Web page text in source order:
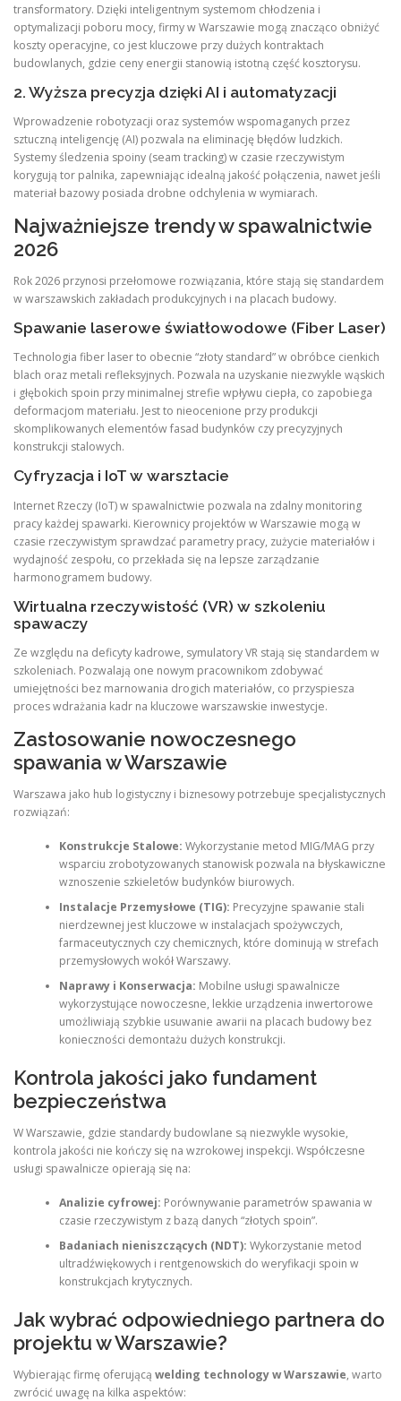
transformatory. Dzięki inteligentnym systemom chłodzenia i
optymalizacji poboru mocy, firmy w Warszawie mogą znacząco obniżyć
koszty operacyjne, co jest kluczowe przy dużych kontraktach
budowlanych, gdzie ceny energii stanowią istotną część kosztorysu.
2. Wyższa precyzja dzięki AI i automatyzacji
Wprowadzenie robotyzacji oraz systemów wspomaganych przez
sztuczną inteligencję (AI) pozwala na eliminację błędów ludzkich.
Systemy śledzenia spoiny (seam tracking) w czasie rzeczywistym
korygują tor palnika, zapewniając idealną jakość połączenia, nawet jeśli
materiał bazowy posiada drobne odchylenia w wymiarach.
Najważniejsze trendy w spawalnictwie
2026
Rok 2026 przynosi przełomowe rozwiązania, które stają się standardem
w warszawskich zakładach produkcyjnych i na placach budowy.
Spawanie laserowe światłowodowe (Fiber Laser)
Technologia fiber laser to obecnie “złoty standard” w obróbce cienkich
blach oraz metali refleksyjnych. Pozwala na uzyskanie niezwykle wąskich
i głębokich spoin przy minimalnej strefie wpływu ciepła, co zapobiega
deformacjom materiału. Jest to nieocenione przy produkcji
skomplikowanych elementów fasad budynków czy precyzyjnych
konstrukcji stalowych.
Cyfryzacja i IoT w warsztacie
Internet Rzeczy (IoT) w spawalnictwie pozwala na zdalny monitoring
pracy każdej spawarki. Kierownicy projektów w Warszawie mogą w
czasie rzeczywistym sprawdzać parametry pracy, zużycie materiałów i
wydajność zespołu, co przekłada się na lepsze zarządzanie
harmonogramem budowy.
Wirtualna rzeczywistość (VR) w szkoleniu
spawaczy
Ze względu na deficyty kadrowe, symulatory VR stają się standardem w
szkoleniach. Pozwalają one nowym pracownikom zdobywać
umiejętności bez marnowania drogich materiałów, co przyspiesza
proces wdrażania kadr na kluczowe warszawskie inwestycje.
Zastosowanie nowoczesnego
spawania w Warszawie
Warszawa jako hub logistyczny i biznesowy potrzebuje specjalistycznych
rozwiązań:
Konstrukcje Stalowe: Wykorzystanie metod MIG/MAG przy
wsparciu zrobotyzowanych stanowisk pozwala na błyskawiczne
wznoszenie szkieletów budynków biurowych.
Instalacje Przemysłowe (TIG): Precyzyjne spawanie stali
nierdzewnej jest kluczowe w instalacjach spożywczych,
farmaceutycznych czy chemicznych, które dominują w strefach
przemysłowych wokół Warszawy.
Naprawy i Konserwacja: Mobilne usługi spawalnicze
wykorzystujące nowoczesne, lekkie urządzenia inwertorowe
umożliwiają szybkie usuwanie awarii na placach budowy bez
konieczności demontażu dużych konstrukcji.
Kontrola jakości jako fundament
bezpieczeństwa
W Warszawie, gdzie standardy budowlane są niezwykle wysokie,
kontrola jakości nie kończy się na wzrokowej inspekcji. Współczesne
usługi spawalnicze opierają się na:
Analizie cyfrowej: Porównywanie parametrów spawania w
czasie rzeczywistym z bazą danych “złotych spoin”.
Badaniach nieniszczących (NDT): Wykorzystanie metod
ultradźwiękowych i rentgenowskich do weryfikacji spoin w
konstrukcjach krytycznych.
Jak wybrać odpowiedniego partnera do
projektu w Warszawie?
Wybierając firmę oferującą welding technology w Warszawie, warto
zwrócić uwagę na kilka aspektów: